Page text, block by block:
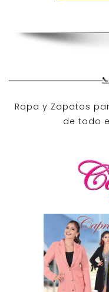
Ropa y Zapatos
de todo